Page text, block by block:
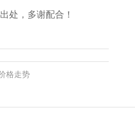
处，多谢配合！
格走势